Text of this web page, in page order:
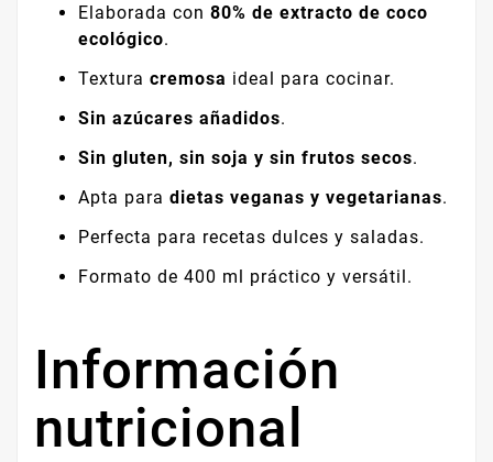
Elaborada con 80% de extracto de coco
ecológico.
Textura cremosa ideal para cocinar.
Sin azúcares añadidos.
Sin gluten, sin soja y sin frutos secos.
Apta para dietas veganas y vegetarianas.
Perfecta para recetas dulces y saladas.
Formato de 400 ml práctico y versátil.
Información
nutricional